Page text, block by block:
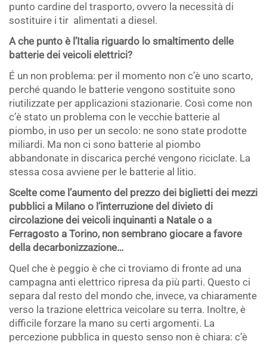
punto cardine del trasporto, ovvero la necessità di
sostituire i tir alimentati a diesel.
A che punto è l’Italia riguardo lo smaltimento delle
batterie dei veicoli elettrici?
É un non problema: per il momento non c’è uno scarto,
perché quando le batterie vengono sostituite sono
riutilizzate per applicazioni stazionarie. Così come non
c’è stato un problema con le vecchie batterie al
piombo, in uso per un secolo: ne sono state prodotte
miliardi. Ma non ci sono batterie al piombo
abbandonate in discarica perché vengono riciclate. La
stessa cosa avviene per le batterie al litio.
Scelte come l’aumento del prezzo dei biglietti dei mezzi
pubblici a Milano o l’interruzione del divieto di
circolazione dei veicoli inquinanti a Natale o a
Ferragosto a Torino, non sembrano giocare a favore
della decarbonizzazione…
Quel che è peggio è che ci troviamo di fronte ad una
campagna anti elettrico ripresa da più parti. Questo ci
separa dal resto del mondo che, invece, va chiaramente
verso la trazione elettrica veicolare su terra. Inoltre, è
difficile forzare la mano su certi argomenti. La
percezione pubblica in questo senso non è chiara: c’è